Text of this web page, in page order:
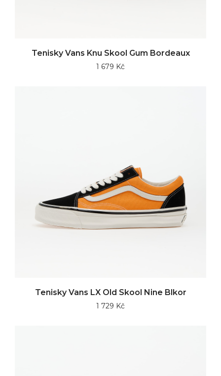
Tenisky Vans Knu Skool Gum Bordeaux
1 679 Kč
Tenisky Vans LX Old Skool Nine Blkor
1 729 Kč